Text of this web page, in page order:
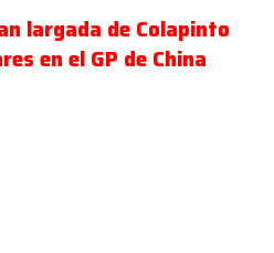
largada de Colapinto
en el GP de China